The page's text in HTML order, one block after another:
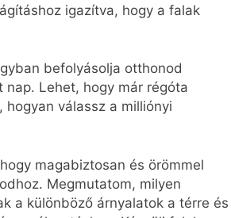
igazítva, hogy a falak
befolyásolja otthonod
Lehet, hogy már régóta
válassz a milliónyi
magabiztosan és örömmel
Megmutatom, milyen
a különböző árnyalatok a térre és